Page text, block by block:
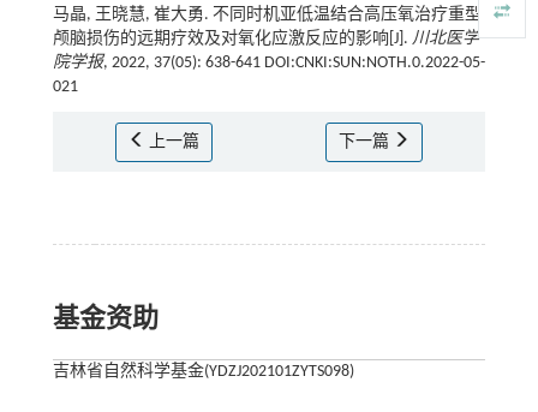
马晶, 王晓慧, 崔大勇. 不同时机亚低温结合高压氧治疗重型
颅脑损伤的远期疗效及对氧化应激反应的影响[J]. 川北医学
院学报, 2022, 37(05): 638-641 DOI:CNKI:SUN:NOTH.0.2022-05-
021
上一篇 下一篇
基金资助
吉林省自然科学基金(YDZJ202101ZYTS098)